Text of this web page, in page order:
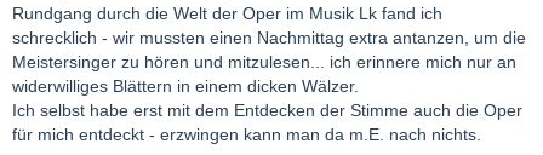
Rundgang durch die Welt der Oper im Musik Lk fand ich
schrecklich - wir mussten einen Nachmittag extra antanzen, um die
Meistersinger zu hören und mitzulesen... ich erinnere mich nur an
widerwilliges Blättern in einem dicken Wälzer.
Ich selbst habe erst mit dem Entdecken der Stimme auch die Oper
für mich entdeckt - erzwingen kann man da m.E. nach nichts.